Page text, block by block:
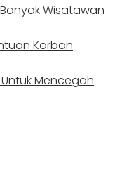
Wisatawan
Korban
Mencegah